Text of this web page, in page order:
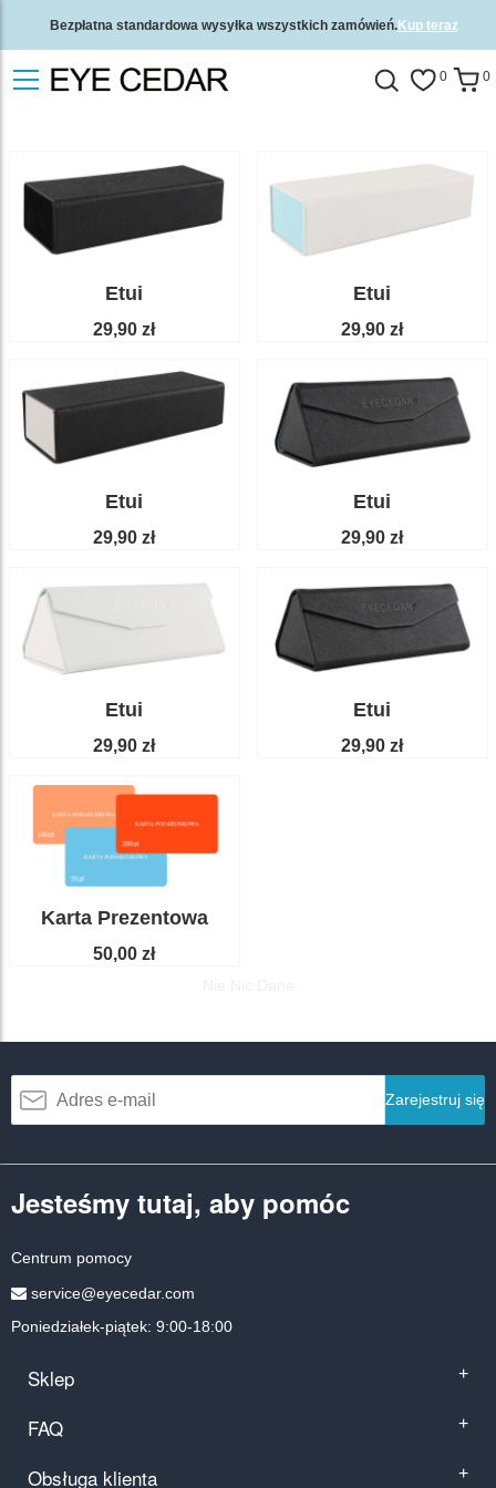
Bezpłatna standardowa wysyłka wszystkich zamówień.Kup teraz
2-letnia gwarancja jakości i 30-dniowa gwarancja zwrotu pieniędzy.
0 0
Etui
29,90 zł
Etui
29,90 zł
Etui
29,90 zł
Etui
29,90 zł
Etui
29,90 zł
Etui
29,90 zł
Karta Prezentowa
50,00 zł
Zarejestruj się
Jesteśmy tutaj, aby pomóc
Centrum pomocy
service@eyecedar.com
Poniedziałek-piątek: 9:00-18:00
Sklep +
FAQ +
Obsługa klienta +